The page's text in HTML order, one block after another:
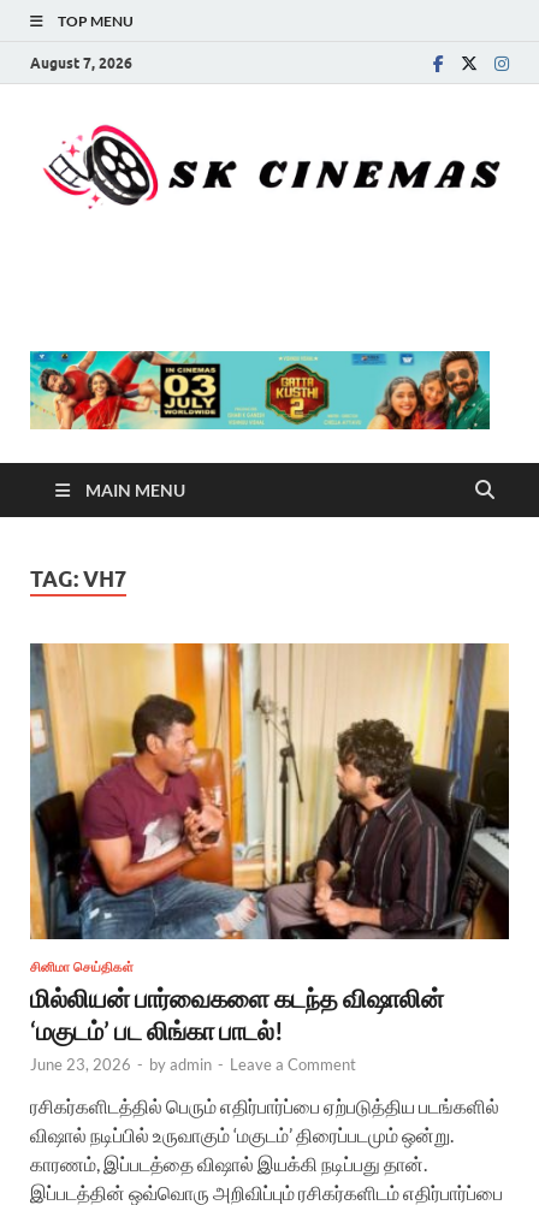
TOP MENU
August 7, 2026
MAIN MENU
TAG:VH7
சினிமா செய்திகள்
மில்லியன் பார்வைகளை கடந்த விஷாலின்
‘மகுடம்’ பட லிங்கா பாடல்!
June 23, 2026 - byadmin - Leave a Comment
ரசிகர்களிடத்தில் பெரும் எதிர்பார்ப்பை ஏற்படுத்திய படங்களில்
விஷால் நடிப்பில் உருவாகும் ‘மகுடம்’ திரைப்படமும் ஒன்று.
காரணம், இப்படத்தை விஷால் இயக்கி நடிப்பது தான்.
இப்படத்தின் ஒவ்வொரு அறிவிப்பும் ரசிகர்களிடம் எதிர்பார்ப்பை